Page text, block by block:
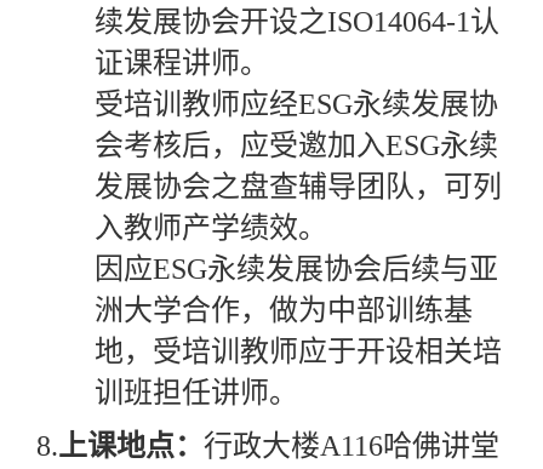
续发展协会开设之ISO14064-1认
证课程讲师。
受培训教师应经ESG永续发展协
会考核后，应受邀加入ESG永续
发展协会之盘查辅导团队，可列
入教师产学绩效。
因应ESG永续发展协会后续与亚
洲大学合作，做为中部训练基
地，受培训教师应于开设相关培
训班担任讲师。
8.上课地点： 行政大楼A116哈佛讲堂